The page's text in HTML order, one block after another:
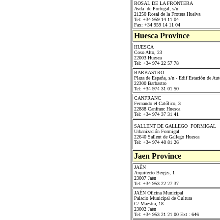
ROSAL DE LA FRONTERA
Avda de Portugal, s/n
21250 Rosal de la Frotera Huelva
Tel: +34 959 14 11 04
Fax: +34 959 14 11 04
Huesca Province
HUESCA
Coso Alto, 23
22003 Huesca
Tel: +34 974 22 57 78
BARBASTRO
Plaza de España, s/n - Edif Estación de
22300 Barbastro
Tel: +34 974 31 01 50
CANFRANC
Fernando el Católico, 3
22888 Canfranc Huesca
Tel: +34 974 37 31 41
SALLENT DE GALLEGO FORMIGAL
Urbanización Formigal
22640 Sallent de Gallego Huesca
Tel: +34 974 48 81 26
Jaen Province
JAÉN
Arquitecto Berges, 1
23007 Jaén
Tel: +34 953 22 27 37
JAÉN Oficina Municipal
Palacio Municipal de Cultura
C/ Maestra, 18
23002 Jaén
Tel: +34 953 21 21 00 Ext : 646